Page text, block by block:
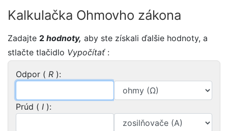
Kalkulačka Ohmovho zákona
Zadajte 2 hodnoty, aby ste získali ďalšie hodnoty, a
stlačte tlačidlo Vypočítať:
Odpor ( R ):
Prúd ( I ):